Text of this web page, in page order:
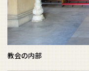
教会の内部